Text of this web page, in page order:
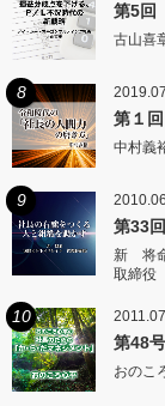
第5回
古山喜
8
第１
中村義
9
第33
新 将
取締役
10
第48
おのこ